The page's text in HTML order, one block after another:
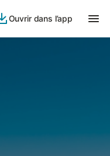
Ouvrir dans l’app